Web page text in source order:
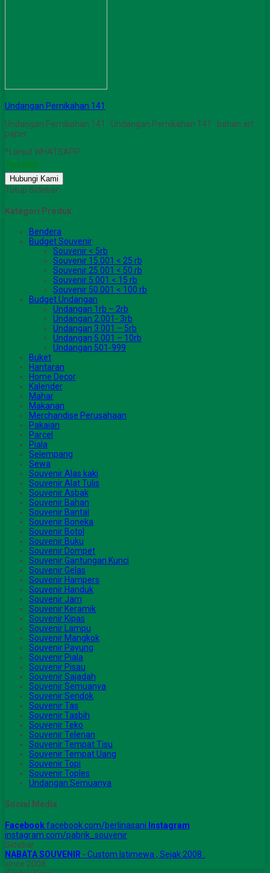
Undangan Pernikahan 141
Undangan Pernikahan 141 Undangan Pernikahan 141 bahan art
paper
*Lanjut WHATSAPP
Tersedia
Hubungi Kami
Tutup Sidebar
Kategori Produk
Bendera
Budget Souvenir
Souvenir < 5rb
Souvenir 15.001 < 25 rb
Souvenir 25.001 < 50 rb
Souvenir 5.001 < 15 rb
Souvenir 50.001 < 100 rb
Budget Undangan
Undangan 1rb – 2rb
Undangan 2.001- 3rb
Undangan 3.001 – 5rb
Undangan 5.001 – 10rb
Undangan 501-999
Buket
Hantaran
Home Decor
Kalender
Mahar
Makanan
Merchandise Perusahaan
Pakaian
Parcel
Piala
Selempang
Sewa
Souvenir Alas kaki
Souvenir Alat Tulis
Souvenir Asbak
Souvenir Bahan
Souvenir Bantal
Souvenir Boneka
Souvenir Botol
Souvenir Buku
Souvenir Dompet
Souvenir Gantungan Kunci
Souvenir Gelas
Souvenir Hampers
Souvenir Handuk
Souvenir Jam
Souvenir Keramik
Souvenir Kipas
Souvenir Lampu
Souvenir Mangkok
Souvenir Payung
Souvenir Piala
Souvenir Pisau
Souvenir Sajadah
Souvenir Semuanya
Souvenir Sendok
Souvenir Tas
Souvenir Tasbih
Souvenir Teko
Souvenir Telenan
Souvenir Tempat Tisu
Souvenir Tempat Uang
Souvenir Topi
Souvenir Toples
Undangan Semuanya
Social Media
Facebookfacebook.com/berlinasani Instagram
instagram.com/pabrik_souvenir
Sidebar
NABATA SOUVENIR - Custom Istimewa , Sejak 2008 .
since 2008